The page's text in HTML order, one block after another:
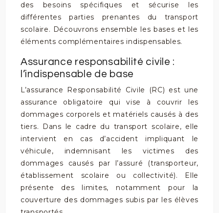
des besoins spécifiques et sécurise les
différentes parties prenantes du transport
scolaire. Découvrons ensemble les bases et les
éléments complémentaires indispensables.
Assurance responsabilité civile :
l’indispensable de base
L’assurance Responsabilité Civile (RC) est une
assurance obligatoire qui vise à couvrir les
dommages corporels et matériels causés à des
tiers. Dans le cadre du transport scolaire, elle
intervient en cas d’accident impliquant le
véhicule, indemnisant les victimes des
dommages causés par l’assuré (transporteur,
établissement scolaire ou collectivité). Elle
présente des limites, notamment pour la
couverture des dommages subis par les élèves